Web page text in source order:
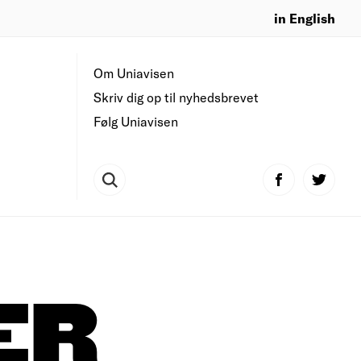
in English
Om Uniavisen
Skriv dig op til nyhedsbrevet
Følg Uniavisen